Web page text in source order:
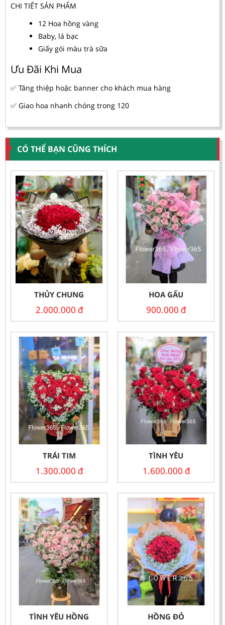
CHI TIẾT SẢN PHẨM
12 Hoa hồng vàng
Baby, lá bạc
Giấy gói màu trà sữa
Ưu Đãi Khi Mua
✅ Tăng thiệp hoặc banner cho khách mua hàng
✅ Giao hoa nhanh chóng trong 120
CÓ THỂ BẠN CŨNG THÍCH
THỦY CHUNG
2.000.000 đ
HOA GẤU
900.000 đ
TRÁI TIM
1.300.000 đ
TÌNH YÊU
1.600.000 đ
TÌNH YÊU HỒNG HỒNG ĐỎ